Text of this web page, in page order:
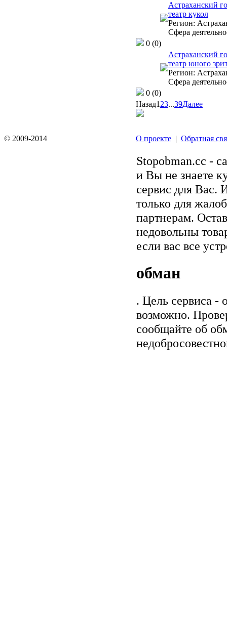
Астраханский
театр кукол
Регион:
Сфера
0 (0)
Астраханский
театр юного
Регион:
Сфера
0 (0)
Назад1 23...39Далее
© 2009-2014 О проекте | Обратная
Stopobman.cc -
и Вы не знаете
сервис для Вас.
только для
партнерам.
недовольны
если вас все
обман
. Цель сервиса -
возможно.
сообщайте об